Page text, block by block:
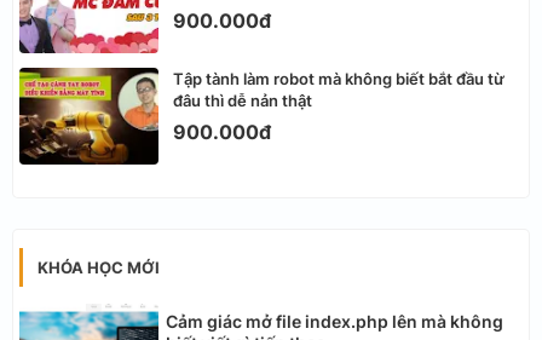
900.000đ
Tập tành làm robot mà không biết bắt đầu từ
đâu thì dễ nản thật
900.000đ
KHÓA HỌC MỚI
Cảm giác mở file index.php lên mà không